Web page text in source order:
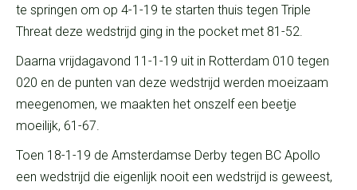
te springen om op 4-1-19 te starten thuis tegen Triple
Threat deze wedstrijd ging in the pocket met 81-52.
Daarna vrijdagavond 11-1-19 uit in Rotterdam 010 tegen
020 en de punten van deze wedstrijd werden moeizaam
meegenomen, we maakten het onszelf een beetje
moeilijk, 61-67.
Toen 18-1-19 de Amsterdamse Derby tegen BC Apollo
een wedstrijd die eigenlijk nooit een wedstrijd is geweest,